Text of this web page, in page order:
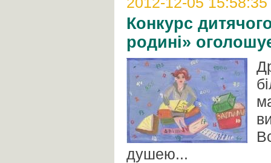
Конкурс
родині»
душею...